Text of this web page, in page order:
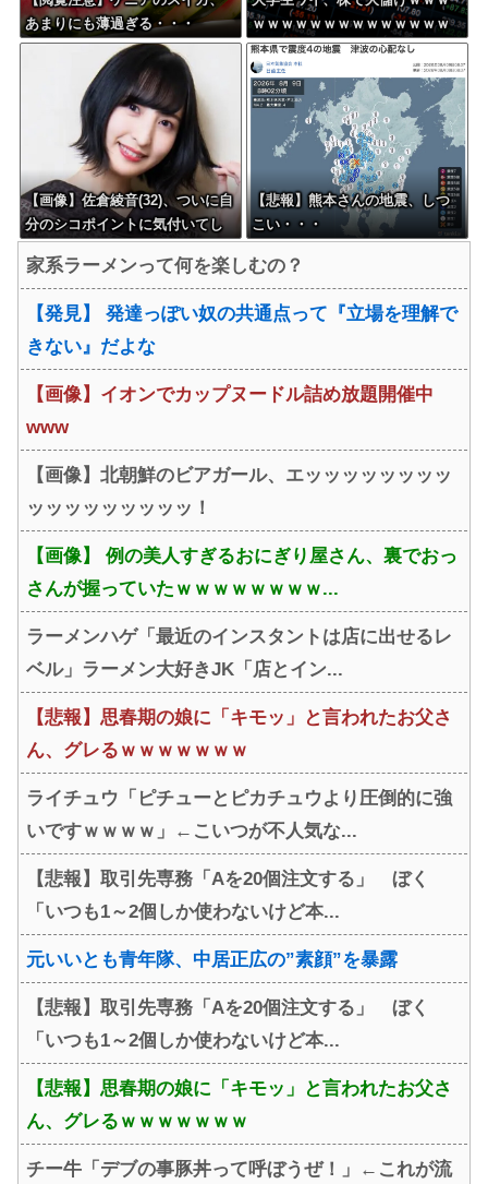
あまりにも薄過ぎる・・・
ｗｗｗｗｗｗｗｗｗｗｗｗｗｗ
ｗｗｗｗｗｗ
【画像】佐倉綾音(32)、ついに自
分のシコポイントに気付いてし
【悲報】熊本さんの地震、しつ
こい・・・
家系ラーメンって何を楽しむの？
【発見】 発達っぽい奴の共通点って『立場を理解で
きない』だよな
【画像】イオンでカップヌードル詰め放題開催中
www
【画像】北朝鮮のビアガール、エッッッッッッッッ
ッッッッッッッッッ！
【画像】 例の美人すぎるおにぎり屋さん、裏でおっ
さんが握っていたｗｗｗｗｗｗｗｗ...
ラーメンハゲ「最近のインスタントは店に出せるレ
ベル」ラーメン大好きJK「店とイン...
【悲報】思春期の娘に「キモッ」と言われたお父さ
ん、グレるｗｗｗｗｗｗｗ
ライチュウ「ピチューとピカチュウより圧倒的に強
いですｗｗｗｗ」←こいつが不人気な...
【悲報】取引先専務「Aを20個注文する」 ぼく
「いつも1～2個しか使わないけど本...
元いいとも青年隊、中居正広の”素顔”を暴露
【悲報】取引先専務「Aを20個注文する」 ぼく
「いつも1～2個しか使わないけど本...
【悲報】思春期の娘に「キモッ」と言われたお父さ
ん、グレるｗｗｗｗｗｗｗ
チー牛「デブの事豚丼って呼ぼうぜ！」←これが流